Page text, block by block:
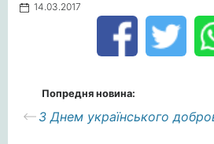
14.03.2017
Попредня новина:
З Днем українського